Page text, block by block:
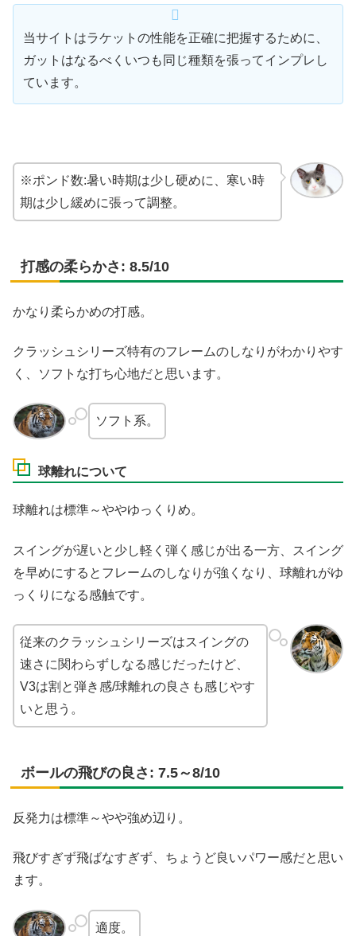
当サイトはラケットの性能を正確に把握するために、
ガットはなるべくいつも同じ種類を張ってインプレし
ています。
※ポンド数:暑い時期は少し硬めに、寒い時
期は少し緩めに張って調整。
打感の柔らかさ: 8.5/10
かなり柔らかめの打感。
クラッシュシリーズ特有のフレームのしなりがわかりやす
く、ソフトな打ち心地だと思います。
ソフト系。
球離れについて
球離れは標準～ややゆっくりめ。
スイングが遅いと少し軽く弾く感じが出る一方、スイング
を早めにするとフレームのしなりが強くなり、球離れがゆ
っくりになる感触です。
従来のクラッシュシリーズはスイングの
速さに関わらずしなる感じだったけど、
V3は割と弾き感/球離れの良さも感じやす
いと思う。
ボールの飛びの良さ: 7.5～8/10
反発力は標準～やや強め辺り。
飛びすぎず飛ばなすぎず、ちょうど良いパワー感だと思い
ます。
適度。